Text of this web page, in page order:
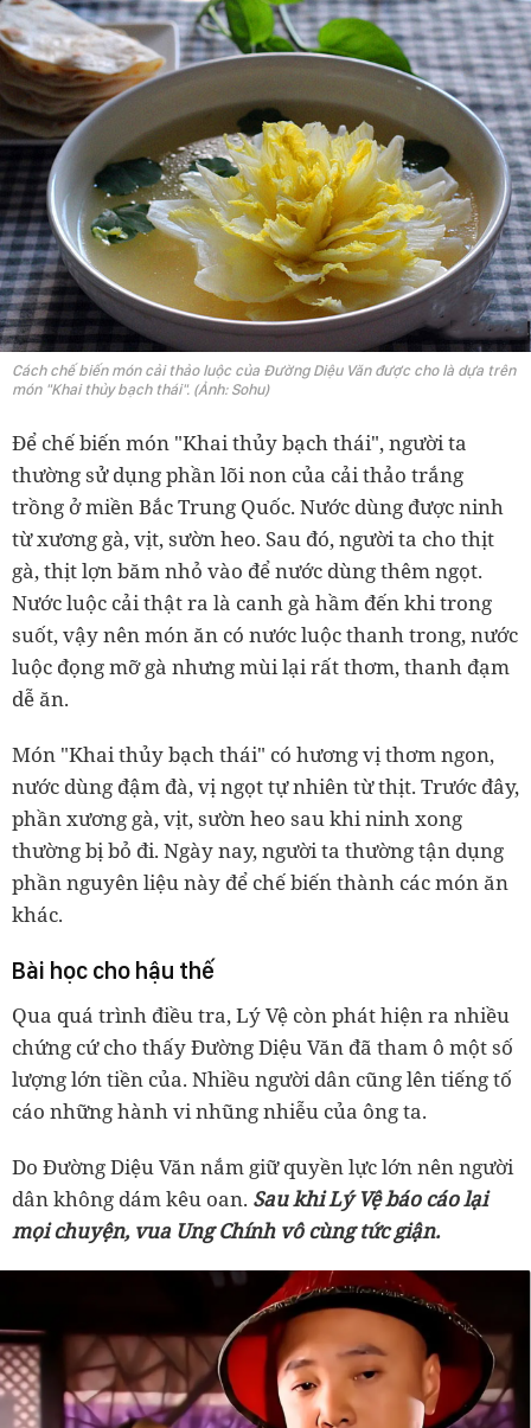
Cách chế biến món cải thảo luộc của Đường Diệu Văn được cho là dựa trên
món "Khai thủy bạch thái". (Ảnh: Sohu)
Để chế biến món "Khai thủy bạch thái", người ta
thường sử dụng phần lõi non của cải thảo trắng
trồng ở miền Bắc Trung Quốc. Nước dùng được ninh
từ xương gà, vịt, sườn heo. Sau đó, người ta cho thịt
gà, thịt lợn băm nhỏ vào để nước dùng thêm ngọt.
Nước luộc cải thật ra là canh gà hầm đến khi trong
suốt, vậy nên món ăn có nước luộc thanh trong, nước
luộc đọng mỡ gà nhưng mùi lại rất thơm, thanh đạm
dễ ăn.
Món "Khai thủy bạch thái" có hương vị thơm ngon,
nước dùng đậm đà, vị ngọt tự nhiên từ thịt. Trước đây,
phần xương gà, vịt, sườn heo sau khi ninh xong
thường bị bỏ đi. Ngày nay, người ta thường tận dụng
phần nguyên liệu này để chế biến thành các món ăn
khác.
Bài học cho hậu thế
Qua quá trình điều tra, Lý Vệ còn phát hiện ra nhiều
chứng cứ cho thấy Đường Diệu Văn đã tham ô một số
lượng lớn tiền của. Nhiều người dân cũng lên tiếng tố
cáo những hành vi nhũng nhiễu của ông ta.
Do Đường Diệu Văn nắm giữ quyền lực lớn nên người
dân không dám kêu oan. Sau khi Lý Vệ báo cáo lại
mọi chuyện, vua Ung Chính vô cùng tức giận.